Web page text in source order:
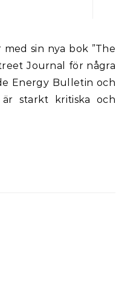
Journal för några
Energy Bulletin och
starkt kritiska och